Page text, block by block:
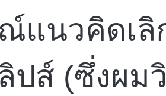
แนวคิดเลิ
ปส์ (ซึ่งผม